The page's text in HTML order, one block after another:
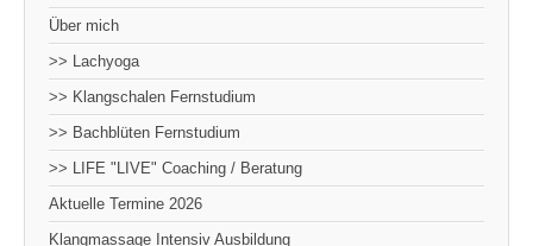
Über mich
>> Lachyoga
>> Klangschalen Fernstudium
>> Bachblüten Fernstudium
>> LIFE "LIVE" Coaching / Beratung
Aktuelle Termine 2026
Klangmassage Intensiv Ausbildung